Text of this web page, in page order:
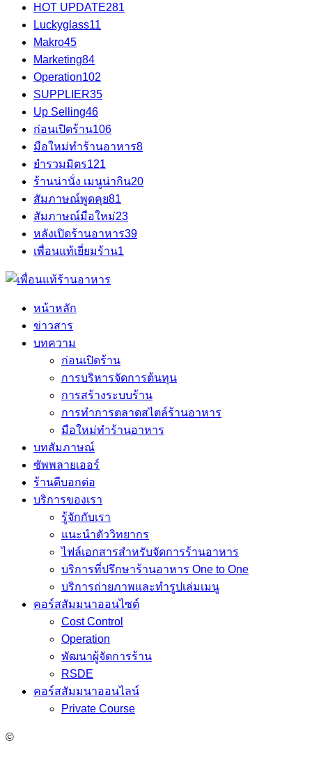
HOT UPDATE281
Luckyglass11
Makro45
Marketing84
Operation102
SUPPLIER35
Up Selling46
ก่อนเปิดร้าน106
มือใหม่ทำร้านอาหาร8
ยำรวมมิตร121
ร้านน่านั่ง เมนูน่ากิน20
สัมภาษณ์พูดคุย81
สัมภาษณ์มือใหม่23
หลังเปิดร้านอาหาร39
เพื่อนแท้เยี่ยมร้าน1
หน้าหลัก
ข่าวสาร
บทความ
ก่อนเปิดร้าน
การบริหารจัดการต้นทุน
การสร้างระบบร้าน
การทำการตลาดสไตล์ร้านอาหาร
มือใหม่ทำร้านอาหาร
บทสัมภาษณ์
ซัพพลายเออร์
ร้านดีบอกต่อ
บริการของเรา
รู้จักกับเรา
แนะนำตัววิทยากร
ไฟล์เอกสารสำหรับจัดการร้านอาหาร
บริการที่ปรึกษาร้านอาหาร One to One
บริการถ่ายภาพและทำรูปเล่มเมนู
คอร์สสัมมนาออนไซต์
Cost Control
Operation
พัฒนาผู้จัดการร้าน
RSDE
คอร์สสัมมนาออนไลน์
Private Course
©